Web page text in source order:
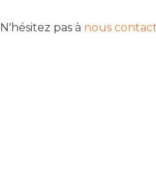
N'hésitez pas à nous